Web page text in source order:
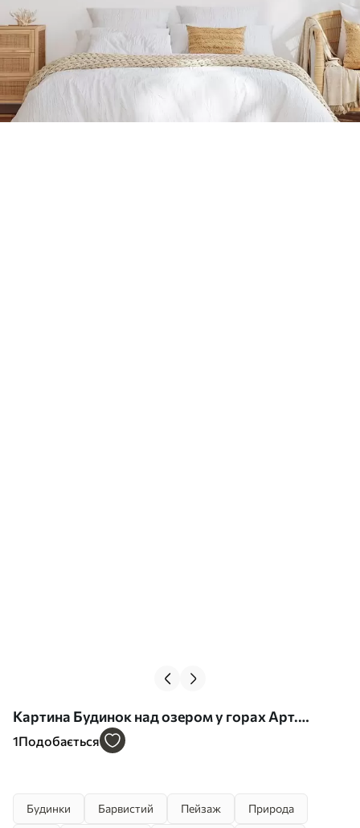
Картина Будинок над озером у горах Арт.
s42334
1Подобається
Будинки Барвистий Пейзаж Природа